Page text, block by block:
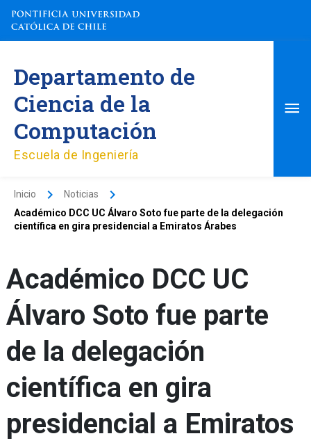
contenido
Departamento de
Ciencia de la
Computación
Escuela de Ingeniería
Inicio
Noticias
Académico DCC UC Álvaro Soto fue parte de la delegación
científica en gira presidencial a Emiratos Árabes
Académico DCC UC
Álvaro Soto fue parte
de la delegación
científica en gira
presidencial a Emiratos